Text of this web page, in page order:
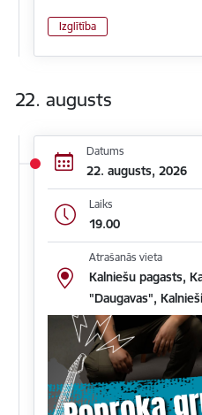
Izglītība
22. augusts
Datums
22. augusts, 2026
Laiks
19.00
Atrašanās vieta
Kalniešu pagasts,
"Daugavas", Kalnieši